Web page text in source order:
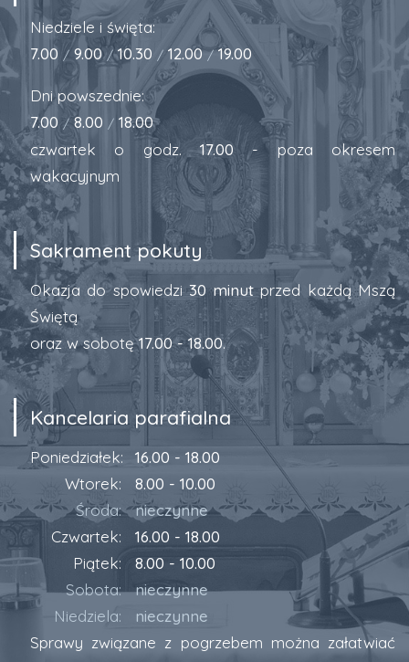
Niedziele i święta:
7.00 / 9.00 / 10.30 / 12.00 / 19.00
Dni powszednie:
7.00 / 8.00 / 18.00
czwartek o godz.17.00 - poza okresem
wakacyjnym
Sakrament pokuty
Okazja do spowiedzi30 minut przed każdą Mszą
Świętą
oraz w sobotę17.00 - 18.00.
Kancelaria parafialna
Poniedziałek:
16.00 - 18.00
Wtorek:
8.00 - 10.00
Środa:
nieczynne
Czwartek:
16.00 - 18.00
Piątek:
8.00 - 10.00
Sobota:
nieczynne
Niedziela:
nieczynne
Sprawy związane z pogrzebem można załatwiać